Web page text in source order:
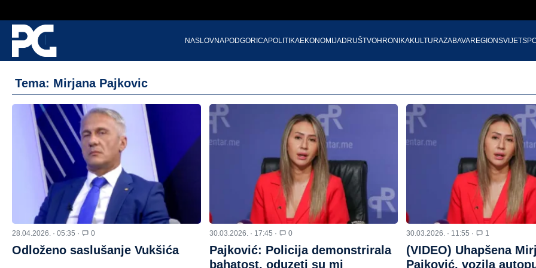
NASLOVNAPODGORICAPOLITIKAEKONOMIJADRUŠTVOHRONIKAKULTURAZABAVAREGIONSVIJET
Tema: Mirjana Pajkovic
28.04.2026. · 05:35 · 0
Odloženo saslušanje Vukšića
30.03.2026. · 17:45 · 0
Pajković: Policija demonstrirala
bahatost, oduzeti su mi
30.03.2026. · 11:55 · 1
(VIDEO) Uhapšena
Pajković, vozila